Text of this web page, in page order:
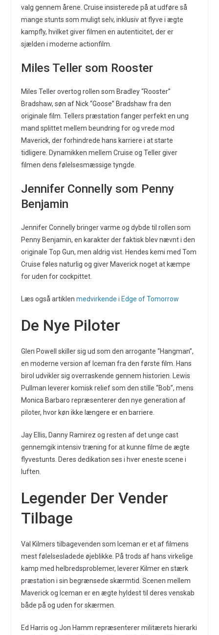
valg gennem årene. Cruise insisterede på at udføre så
mange stunts som muligt selv, inklusiv at flyve i ægte
kampfly, hvilket giver filmen en autenticitet, der er
sjælden i moderne actionfilm.
Miles Teller som Rooster
Miles Teller overtog rollen som Bradley “Rooster”
Bradshaw, søn af Nick “Goose” Bradshaw fra den
originale film. Tellers præstation fanger perfekt en ung
mand splittet mellem beundring for og vrede mod
Maverick, der forhindrede hans karriere i at starte
tidligere. Dynamikken mellem Cruise og Teller giver
filmen dens følelsesmæssige tyngde.
Jennifer Connelly som Penny
Benjamin
Jennifer Connelly bringer varme og dybde til rollen som
Penny Benjamin, en karakter der faktisk blev nævnt i den
originale Top Gun, men aldrig vist. Hendes kemi med Tom
Cruise føles naturlig og giver Maverick noget at kæmpe
for uden for cockpittet.
Læs også artiklen medvirkende i Edge of Tomorrow
De Nye Piloter
Glen Powell skiller sig ud som den arrogante “Hangman”,
en moderne version af Iceman fra den første film. Hans
birol udvikler sig overraskende gennem historien. Lewis
Pullman leverer komisk relief som den stille “Bob”, mens
Monica Barbaro repræsenterer den nye generation af
piloter, hvor køn ikke længere er en barriere.
Jay Ellis, Danny Ramirez og resten af det unge cast
gennemgik intensiv træning for at kunne filme de ægte
flyvestunts. Deres dedikation ses i hver eneste scene i
luften.
Legender Der Vender
Tilbage
Val Kilmers tilbagevenden som Iceman er et af filmens
mest følelsesladede øjeblikke. På trods af hans virkelige
kamp med helbredsproblemer, leverer Kilmer en stærk
præstation i sin begrænsede skærmtid. Scenen mellem
Maverick og Iceman er en ægte hyldest til deres venskab
både på og uden for skærmen.
Ed Harris og Jon Hamm repræsenterer militærets hierarki